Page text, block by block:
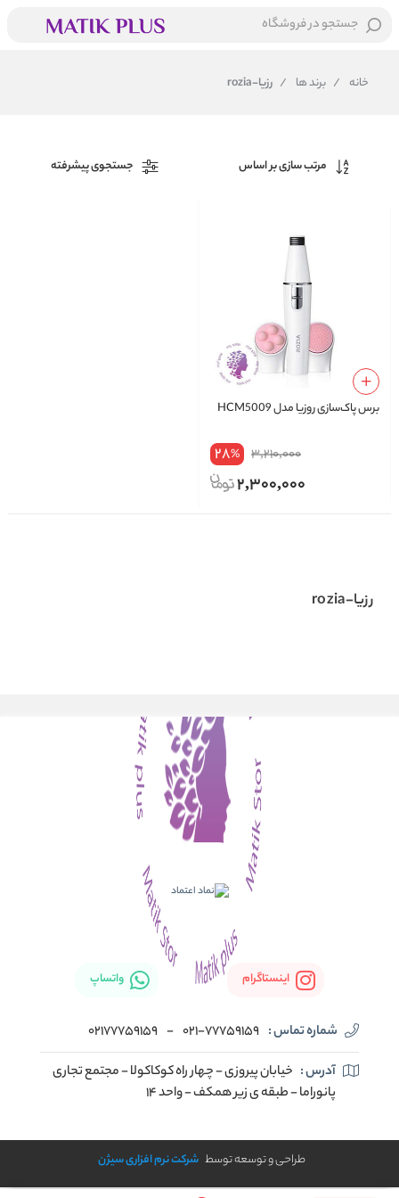
جستجو در فروشگاه
خانه / برند ها / رزیا-rozia
مرتب سازی بر اساس جستجوی پیشرفته
برس پاک‌سازی روزیا مدل HCM5009
3,210,000
28%
2,300,000
رزیا-rozia
اینستاگرام واتساپ
شماره تماس : 021-77759159
-
02177759159
آدرس : خیابان پیروزی - چهار راه کوکاکولا - مجتمع تجاری
پانوراما - طبقه ی زیر همکف - واحد 14
طراحی و توسعه توسط شرکت نرم افزاری سیژن